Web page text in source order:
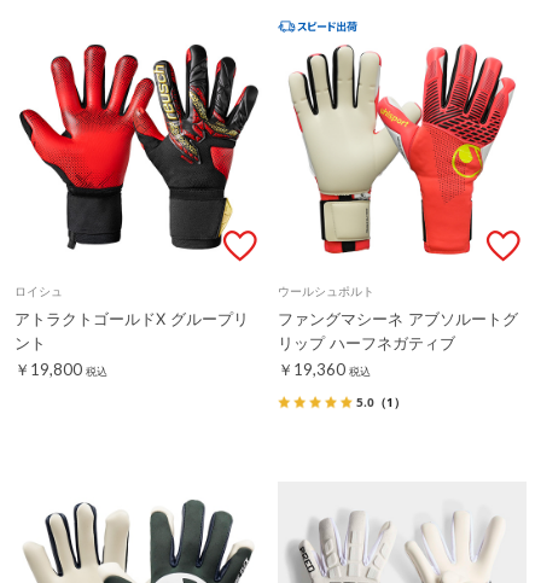
ロイシュ
アトラクトゴールドX グループリ
ント
￥19,800 税込
ウールシュポルト
ファングマシーネ アブソルートグ
リップ ハーフネガティブ
￥19,360 税込
5.0 （1）